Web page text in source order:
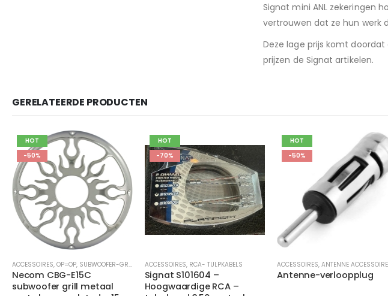
Signat mini ANL zekeringen
vertrouwen dat ze hun werk
Deze lage prijs komt
prijzen de Signat artikelen.
GERELATEERDE PRODUCTEN
HOT
-70%
ACCESSOIRES ,RCA- TULPKABELS
Signat S101604 –
Hoogwaardige RCA –
HOT
-50%
ACCESSOIRES ,ANTENNE ACCESSOIRES
Antenne-verloopplug
HOT
-49%
ACCESSOIRES ,STROOM/MASSA-
Necom PC-E10P – 10mm2